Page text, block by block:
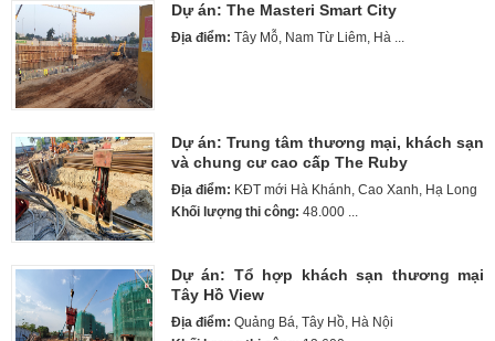
Dự án: The Masteri Smart City
Địa điểm: Tây Mỗ, Nam Từ Liêm, Hà ...
Dự án: Trung tâm thương mại, khách sạn
và chung cư cao cấp The Ruby
Địa điểm: KĐT mới Hà Khánh, Cao Xanh, Hạ Long
Khối lượng thi công: 48.000 ...
Dự án: Tổ hợp khách sạn thương mại
Tây Hồ View
Địa điểm: Quảng Bá, Tây Hồ, Hà Nội